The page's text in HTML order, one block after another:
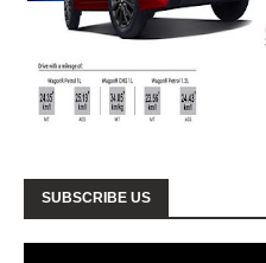
SUBSCRIBE US